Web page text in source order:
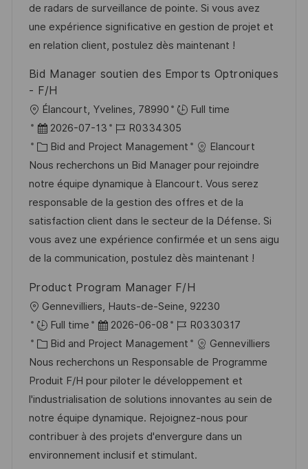
n
g
e
r
V
r
f
u
n
g
o
r
i
de radars de surveillance de pointe. Si vous avez
une expérience significative en gestion de projet et
en relation client, postulez dès maintenant !
Bid Manager soutien des Emports Optroniques
- F/H
O
r
t
Élancourt, Yvelines, 78990
Full time
D
a
t
u
m
d
e
r
e
r
ö
f
f
e
n
t
l
i
2026-07-13
J
o
b
-
I
D
R0334305
K
a
t
e
g
o
r
e
Bid and Project Management
Elancourt
Nous recherchons un Bid Manager pour rejoindre
notre équipe dynamique à Elancourt. Vous serez
responsable de la gestion des offres et de la
satisfaction client dans le secteur de la Défense. Si
vous avez une expérience confirmée et un sens aigu
de la communication, postulez dès maintenant !
Product Program Manager F/H
O
r
t
Gennevilliers, Hauts-de-Seine, 92230
Full time
D
a
t
u
m
d
e
r
2026-06-08
J
o
b
-
I
D
R0330317
K
a
t
e
g
o
r
Bid and Project Management
Gennevilliers
Nous recherchons un Responsable de Programme
Produit F/H pour piloter le développement et
l'industrialisation de solutions innovantes au sein de
notre équipe dynamique. Rejoignez-nous pour
contribuer à des projets d'envergure dans un
environnement inclusif et stimulant.